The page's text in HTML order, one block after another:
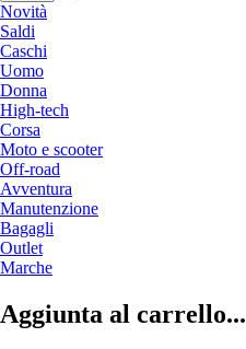
Novità
Saldi
Caschi
Uomo
Donna
High-tech
Corsa
Moto e scooter
Off-road
Avventura
Manutenzione
Bagagli
Outlet
Marche
Aggiunta al carrello...